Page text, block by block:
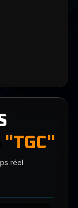
"TGC"
réel